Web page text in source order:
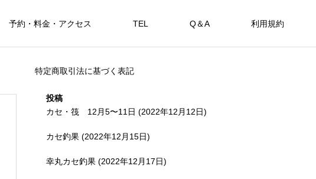
予約・料金・アクセス TEL Q＆A 利用規約
特定商取引法に基づく表記
SHOP
投稿
カセ・筏 12月5〜11日 (2022年12月12日)
カセ釣果 (2022年12月15日)
幸丸カセ釣果 (2022年12月17日)